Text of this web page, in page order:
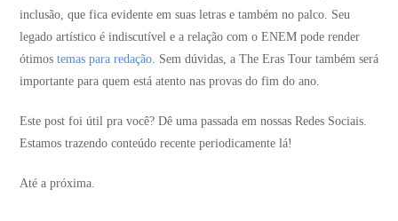
inclusão, que fica evidente em suas letras e também no palco. Seu
legado artístico é indiscutível e a relação com o ENEM pode render
ótimos temas para redação. Sem dúvidas, a The Eras Tour também será
importante para quem está atento nas provas do fim do ano.
Este post foi útil pra você? Dê uma passada em nossas Redes Sociais.
Estamos trazendo conteúdo recente periodicamente lá!
Até a próxima.